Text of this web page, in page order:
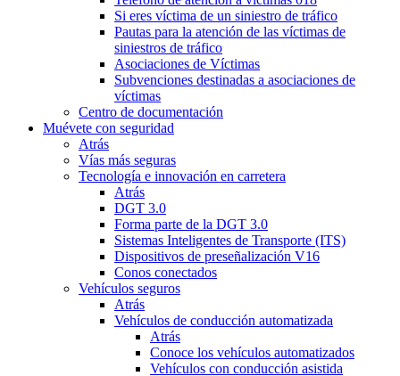
Si eres víctima de un siniestro de tráfico
Pautas para la atención de las víctimas de
siniestros de tráfico
Asociaciones de Víctimas
Subvenciones destinadas a asociaciones de
víctimas
Centro de documentación
Muévete con seguridad
Atrás
Vías más seguras
Tecnología e innovación en carretera
Atrás
DGT 3.0
Forma parte de la DGT 3.0
Sistemas Inteligentes de Transporte (ITS)
Dispositivos de preseñalización V16
Conos conectados
Vehículos seguros
Atrás
Vehículos de conducción automatizada
Atrás
Conoce los vehículos automatizados
Vehículos con conducción asistida